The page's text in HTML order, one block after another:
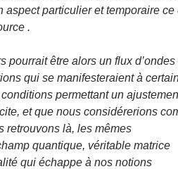
aspect particulier et temporaire ce
.
pourrait être alors un flux d’ondes
qui se manifesteraient à
permettant un
et que nous considérerions
retrouvons là, les mêmes
quantique, véritable matrice
qui échappe à nos notions